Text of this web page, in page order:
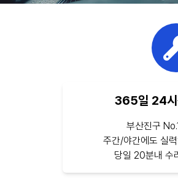
365일 24시
부산진구
주간/야간에도 실
당일 20분내 수